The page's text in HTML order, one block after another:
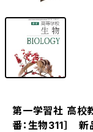
第一学習社 高
番：生物311］